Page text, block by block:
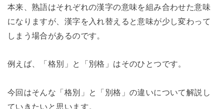
本来、熟語はそれぞれの漢字の意味を組み合わせた意味
になりますが、漢字を入れ替えると意味が少し変わって
しまう場合があるのです。
例えば、「格別」と「別格」はそのひとつです。
今回はそんな「格別」と「別格」の違いについて解説し
ていきたいと思います。